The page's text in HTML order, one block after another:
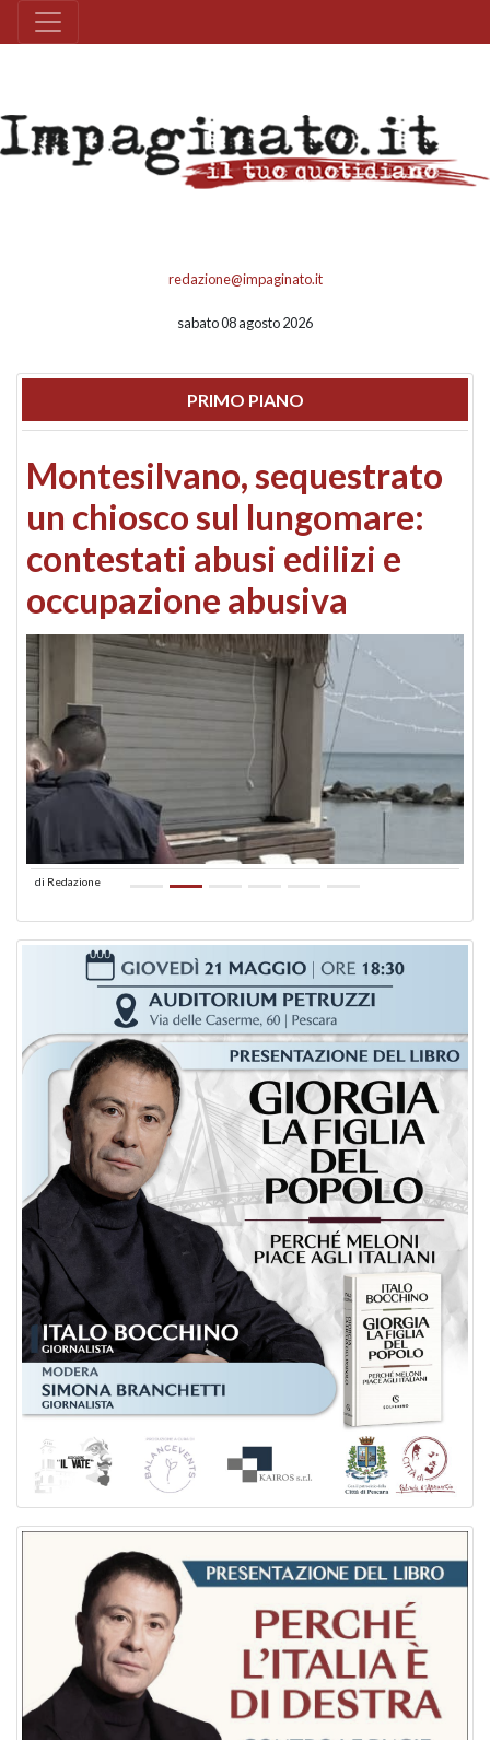
redazione@impaginato.it
sabato 08 agosto 2026
PRIMO PIANO
Montesilvano, sequestrato
un chiosco sul lungomare:
contestati abusi edilizi e
occupazione abusiva
di Redazione